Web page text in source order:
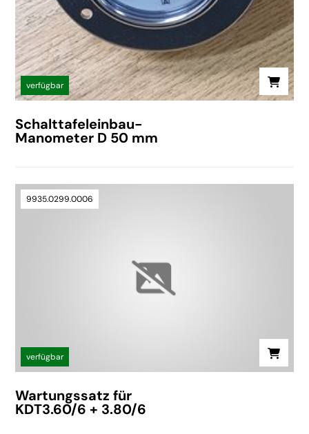
verfügbar
Schalttafeleinbau-
Manometer D 50 mm
9935.0299.0006
verfügbar
Wartungssatz für
KDT3.60/6 + 3.80/6